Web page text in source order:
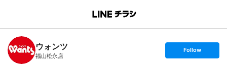
B
n
c
h
T
ウォンツ
福山松永店
s
t
Follow